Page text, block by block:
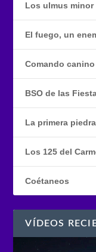
Los ulmus minor
El fuego, un
Comando canino
BSO de las
La primera
Los 125 del
Coétaneos
VÍDEOS